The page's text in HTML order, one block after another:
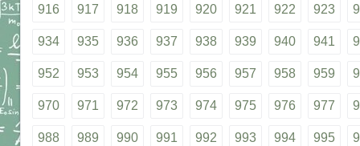
916 917 918 919 920 921 922 923
934 935 936 937 938 939 940 941
952 953 954 955 956 957 958 959
970 971 972 973 974 975 976 977
988 989 990 991 992 993 994 995